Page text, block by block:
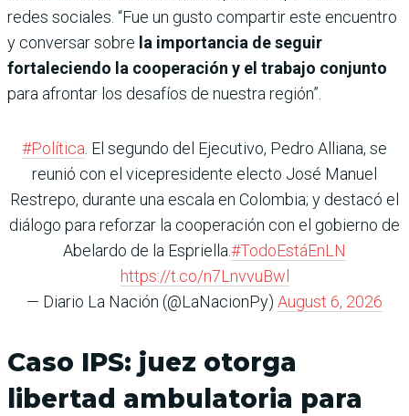
redes sociales. “Fue un gusto compartir este encuentro
y conversar sobre la importancia de seguir
fortaleciendo la cooperación y el trabajo conjunto
para afrontar los desafíos de nuestra región”.
#Política . El segundo del Ejecutivo, Pedro Alliana, se
reunió con el vicepresidente electo José Manuel
Restrepo, durante una escala en Colombia; y destacó el
diálogo para reforzar la cooperación con el gobierno de
Abelardo de la Espriella.#TodoEstáEnLN
https://t.co/n7LnvvuBwl
— Diario La Nación (@LaNacionPy) August 6, 2026
Caso IPS: juez otorga
libertad ambulatoria para